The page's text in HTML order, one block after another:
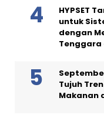
HYPSET
untuk
dengan
Tenggara
Tujuh
Makanan